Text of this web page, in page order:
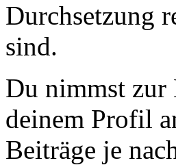
Durchsetzung
sind.
Du nimmst zur
deinem Profil
Beiträge je